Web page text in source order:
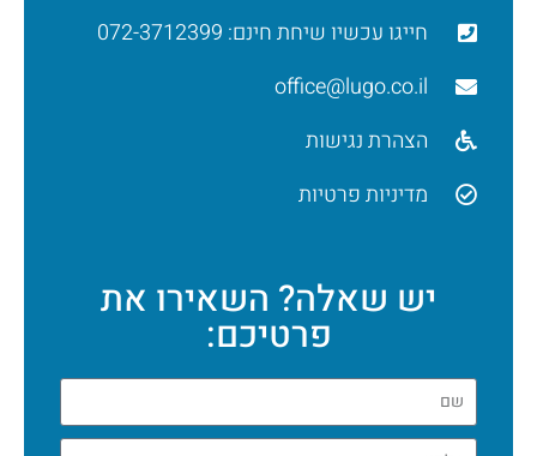
חייגו עכשיו שיחת חינם: 072-3712399
office@lugo.co.il
הצהרת נגישות
מדיניות פרטיות
יש שאלה? השאירו את
פרטיכם: